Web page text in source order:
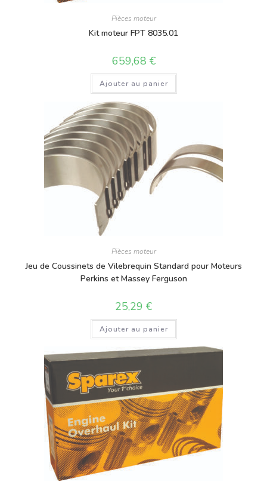
Pièces moteur
Kit moteur FPT 8035.01
659,68 €
Ajouter au panier
Pièces moteur
Jeu de Coussinets de Vilebrequin Standard pour Moteurs
Perkins et Massey Ferguson
25,29 €
Ajouter au panier